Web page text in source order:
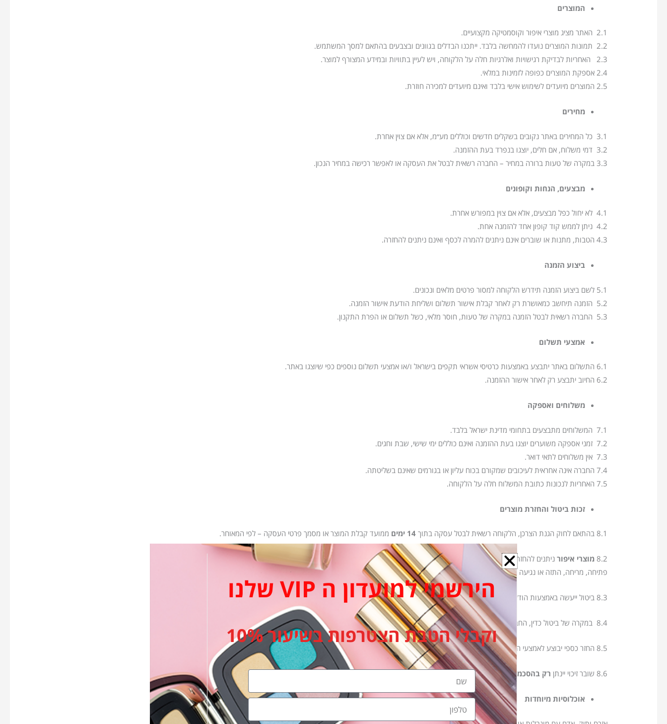
המוצרים
2.1 האתר מציג מוצרי איפור וקוסמטיקה מקצועיים.
2.2 תמונות המוצרים נועדו להמחשה בלבד. ייתכנו הבדלים בגוונים ובצבעים בהתאם למסך המשתמש.
2.3 האחריות לבדיקת רגישויות ואלרגיות חלה על הלקוחה, ויש לעיין בתוויות ובמידע המצורף למוצר.
2.4 אספקת המוצרים כפופה לזמינות במלאי.
2.5 המוצרים מיועדים לשימוש אישי בלבד ואינם מיועדים למכירה חוזרת.
מחירים
3.1 כל המחירים באתר נקובים בשקלים חדשים וכוללים מע״מ, אלא אם צוין אחרת.
3.2 דמי משלוח, אם חלים, יוצגו בנפרד בעת ההזמנה.
3.3 במקרה של טעות ברורה במחיר – החברה רשאית לבטל את העסקה או לאפשר רכישה במחיר הנכון.
מבצעים, הנחות וקופונים
4.1 לא יחול כפל מבצעים, אלא אם צוין במפורש אחרת.
4.2 ניתן לממש קוד קופון אחד להזמנה אחת.
4.3 הטבות, מתנות או שוברים אינם ניתנים להמרה לכסף ואינם ניתנים להחזרה.
ביצוע הזמנה
5.1 לשם ביצוע הזמנה תידרש הלקוחה למסור פרטים מלאים ונכונים.
5.2 הזמנה תיחשב כמאושרת רק לאחר קבלת אישור תשלום ושליחת הודעת אישור הזמנה.
5.3 החברה רשאית לבטל הזמנה במקרה של טעות, חוסר מלאי, כשל תשלום או הפרת התקנון.
אמצעי תשלום
6.1 התשלום באתר יתבצע באמצעות כרטיסי אשראי תקפים בישראל ו/או אמצעי תשלום נוספים כפי שיוצגו באתר.
6.2 החיוב יתבצע רק לאחר אישור ההזמנה.
משלוחים ואספקה
7.1 המשלוחים מתבצעים בתחומי מדינת ישראל בלבד.
7.2 זמני אספקה משוערים יוצגו בעת ההזמנה ואינם כוללים ימי שישי, שבת וחגים.
7.3 אין משלוחים לתאי דואר.
7.4 החברה אינה אחראית לעיכובים שמקורם בכוח עליון או בגורמים שאינם בשליטתה.
7.5 האחריות לנכונות כתובת המשלוח חלה על הלקוחה.
זכות ביטול והחזרת מוצרים
8.1 בהתאם לחוק הגנת הצרכן, הלקוחה רשאית לבטל עסקה בתוך 14 ימים ממועד קבלת המוצר או מסמך פרטי העסקה – לפי המאוחר.
8.2 מוצרי איפור ניתנים להחזרהרק אם לא נפתחו, לא נעשה בהם שימוש, והם באריזתם המקורית והשלמה
פתיחה, מריחה, התזה או נגיעה במוצר ייחשבו שימוש.
8.3 ביטול ייעשה באמצעות הודעה בכתב (טופס באתר / דוא״ל / שירות לקוחות).
8.4 במקרה של ביטול כדין, החברה רשאית לגבות דמי ביטול של 5% ממחיר העסקה או 100 ₪ – הנמוך מביניהם , למעט במקרה של פגם או אי-התאמה.
8.5 החזר כספי יבוצע לאמצעי התשלום המקורי בתוך 14 ימים, בכפוף להחזרת המוצר.
8.6 שובר זיכוי יינתן רק בהסכמת הלקוחה.
אוכלוסיות מיוחדות
הירשמי למועדון ה VIP שלנו
וקבלי הטבת הצטרפות בשיעור 10%
שם
טלפון